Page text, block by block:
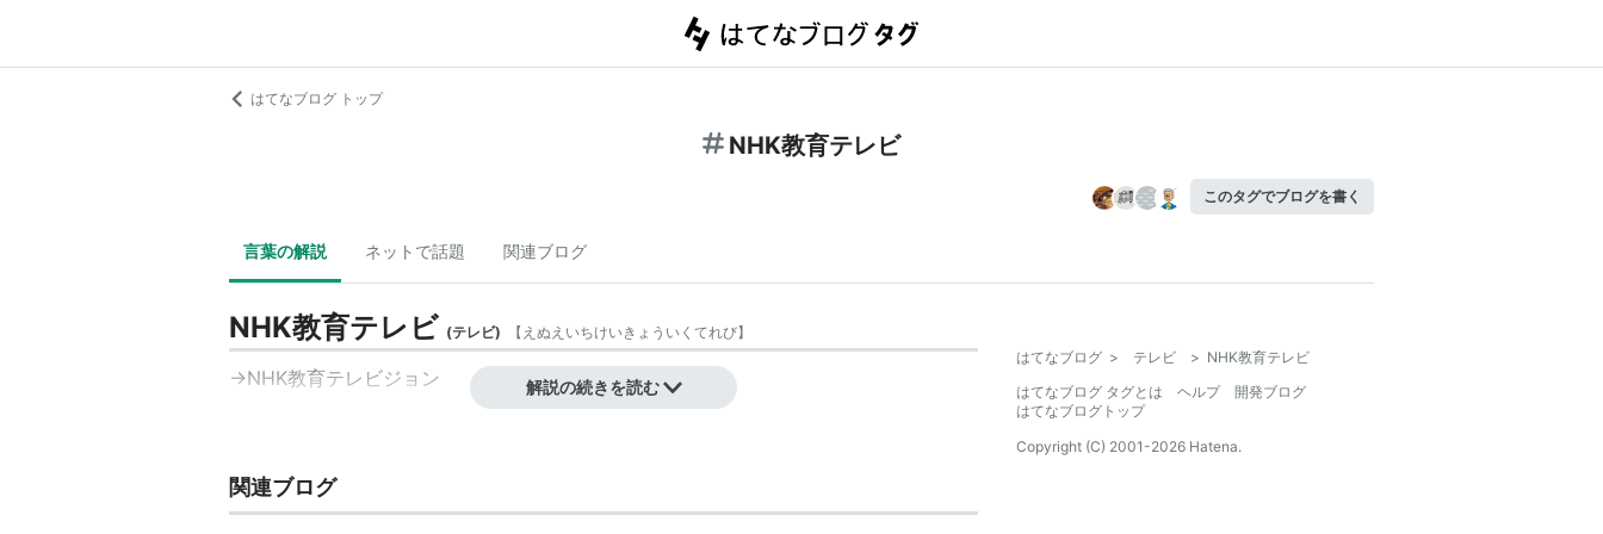
はてなブログ トップ
NHK教育テレビ
このタグでブログを書く
言葉の解説 ネットで話題 関連ブログ
NHK教育テレビ (テレビ) 【 えぬえいちけいきょういくてれび】
→NHK教育テレビジョン 解説の続きを読む
関連ブログ
はてなブログ > テレビ > NHK教育テレビ
はてなブログ タグとは
ヘルプ
開発ブログ
はてなブログトップ
Copyright (C) 2001-2026 Hatena.